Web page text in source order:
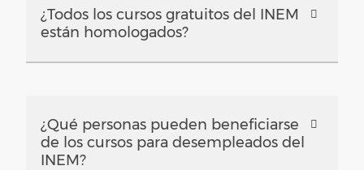
¿Todos los cursos gratuitos del INEM
están homologados?
¿Qué personas pueden beneficiarse
de los cursos para desempleados del
INEM?